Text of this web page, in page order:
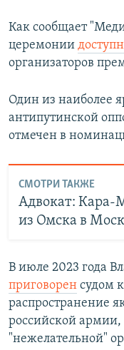
Как сообщает
церемонии
организаторов
Один из наиболее
антипутинской
отмечен в
СМОТРИ ТАКЖЕ
Адвокат: Кара-
из Омска в
В июле 2023 года
приговорен судом
распространение
российской армии,
"нежелательной"